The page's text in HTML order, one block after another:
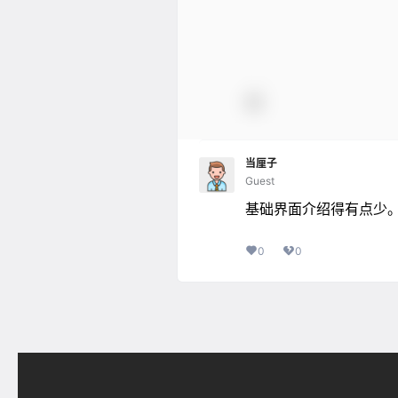
当厘子
Guest
基础界面介绍得有点少。
0 0